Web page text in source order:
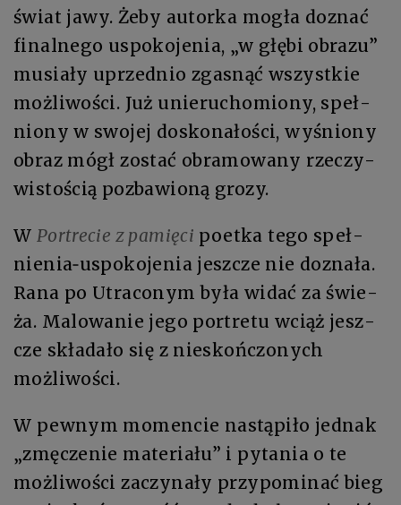
świat ja­wy. Że­by au­tor­ka mo­gła do­znać
fi­nal­ne­go uspoko­je­nia, „w głę­bi ob­ra­zu”
mu­sia­ły uprzed­nio zga­snąć wszyst­kie
możliwości. Już unie­ru­cho­mio­ny, speł­
nio­ny w swo­jej do­sko­na­ło­ści, wyśniony
ob­raz mógł zo­stać ob­ra­mo­wa­ny rze­czy­
wi­sto­ścią po­zba­wio­ną grozy.
W Por­tre­cie z pa­mię­ci po­et­ka te­go speł­
nie­nia­‑uspo­ko­je­nia jesz­cze nie do­zna­ła.
Ra­na po Utra­co­nym by­ła wi­dać za świe­
ża. Ma­lo­wa­nie je­go por­tre­tu wciąż jesz­
cze skła­da­ło się z nie­skoń­czo­nych
możliwości.
W pew­nym mo­men­cie na­stą­pi­ło jed­nak
„zmę­cze­nie ma­te­ria­łu” i py­ta­nia o te
moż­li­wo­ści za­czy­na­ły przy­po­mi­nać bieg